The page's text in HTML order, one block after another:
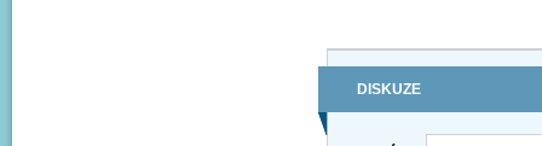
DISKUZE